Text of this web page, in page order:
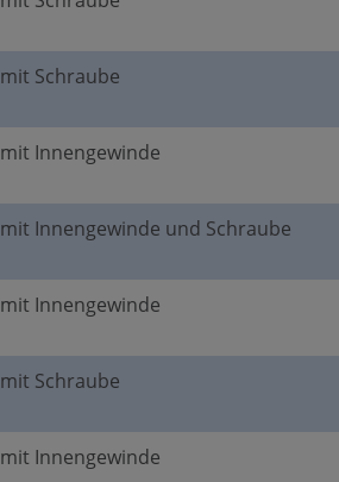
mit Schraube
mit Innengewinde
mit Innengewinde und Schraube
mit Innengewinde
mit Schraube
mit Innengewinde